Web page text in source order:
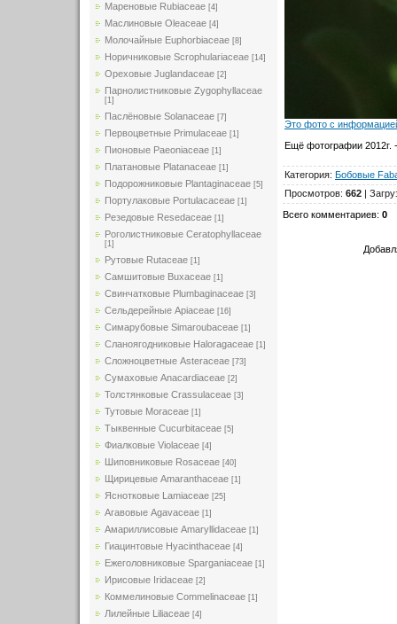
Мареновые Rubiaceae [4]
Маслиновые Oleaceae [4]
Молочайные Euphorbiaceae [8]
Норичниковые Scrophulariaceae [14]
Ореховые Juglandaceae [2]
Парнолистниковые Zygophyllaceae
[1]
Паслёновые Solanaceae [7]
Первоцветные Primulaceae [1]
Пионовые Paeoniaceae [1]
Платановые Platanaceae [1]
Подорожниковые Plantaginaceae [5]
Портулаковые Portulacaceae [1]
Резедовые Resedaceae [1]
Роголистниковые Ceratophyllaceae
[1]
Рутовые Rutaceae [1]
Самшитовые Buxaceae [1]
Свинчатковые Plumbaginaceae [3]
Сельдерейные Apiaceae [16]
Симарубовые Simaroubaceae [1]
Сланоягодниковые Haloragaceae [1]
Сложноцветные Asteraceae [73]
Сумаховые Anacardiaceae [2]
Толстянковые Crassulaceae [3]
Тутовые Moraceae [1]
Тыквенные Cucurbitaceae [5]
Фиалковые Violaceae [4]
Шиповниковые Rosaceae [40]
Щирицевые Amaranthaceae [1]
Яснотковые Lamiaceae [25]
Агавовые Agavaceae [1]
Амариллисовые Amaryllidaceae [1]
Гиацинтовые Hyacinthaceae [4]
Ежеголовниковые Sparganiaceae [1]
Ирисовые Iridaceae [2]
Коммелиновые Commelinaceae [1]
Лилейные Liliaceae [4]
Это фото с
Ещё фотографии 2012г.
Категория: Бобовые
Просмотров: 662 |
Всего комментариев: 0